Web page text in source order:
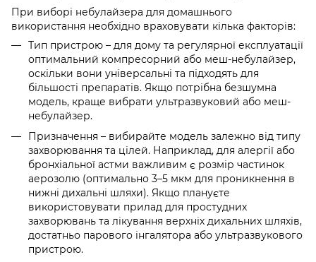
При виборі небулайзера для домашнього
використання необхідно враховувати кілька факторів:
Тип пристрою – для дому та регулярної експлуатації
оптимальний компресорний або меш-небулайзер,
оскільки вони універсальні та підходять для
більшості препаратів. Якщо потрібна безшумна
модель, краще вибрати ультразвуковий або меш-
небулайзер.
Призначення – вибирайте модель залежно від типу
захворювання та цілей. Наприклад, для алергії або
бронхіальної астми важливим є розмір частинок
аерозолю (оптимально 3–5 мкм для проникнення в
нижні дихальні шляхи). Якщо плануєте
використовувати прилад для простудних
захворювань та лікування верхніх дихальних шляхів,
достатньо парового інгалятора або ультразвукового
пристрою.